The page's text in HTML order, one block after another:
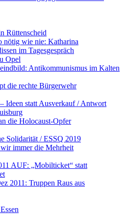
Rüttenscheid
nötig wie nie: Katharina
im Tagesgespräch
Opel
Antikommunismus im Kalten
die rechte Bürgerwehr
Ideen statt Ausverkauf / Antwort
die Holocaust-Opfer
Solidarität / ESSQ 2019
immer die Mehrheit
AUF: „Mobilticket“ statt
2011: Truppen Raus aus